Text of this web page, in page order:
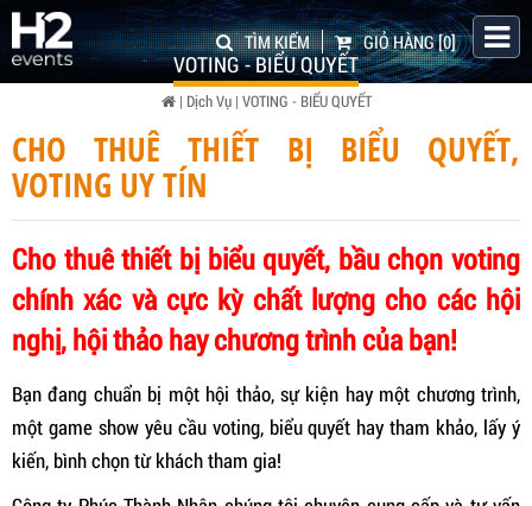
GIỎ HÀNG[0]
TÌM KIẾM
VOTING - BIỂU QUYẾT
| Dịch Vụ| VOTING - BIỂU QUYẾT
CHO THUÊ THIẾT BỊ BIỂU QUYẾT,
VOTING UY TÍN
Cho thuê thiết bị biểu quyết, bầu chọn voting
chính xác và cực kỳ chất lượng cho các hội
nghị, hội thảo hay chương trình của bạn!
Bạn đang chuẩn bị một hội thảo, sự kiện hay một chương trình,
một game show yêu cầu voting, biểu quyết hay tham khảo, lấy ý
kiến, bình chọn từ khách tham gia!